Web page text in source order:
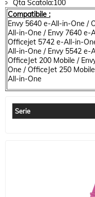
Qta Scatola:100
Compatibile :
Envy 5640 e-All-in-One /
All-in-One / Envy 7640 e-
Officejet 5742 e-All-in-
All-in-One / Envy 5542 e-
OfficeJet 200 Mobile /
One / OfficeJet 250
All-in-One
Serie